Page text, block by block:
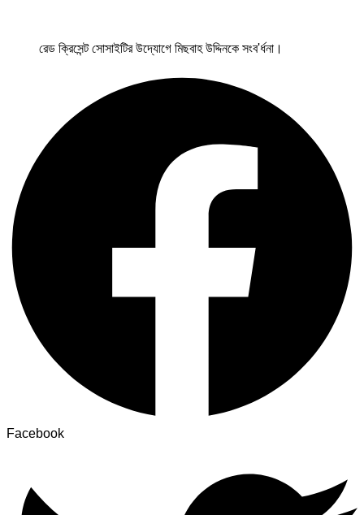
রেড ক্রিসেন্ট সোসাইটির উদ্যোগে মিছবাহ উদ্দিনকে সংব'র্ধনা।
Facebook